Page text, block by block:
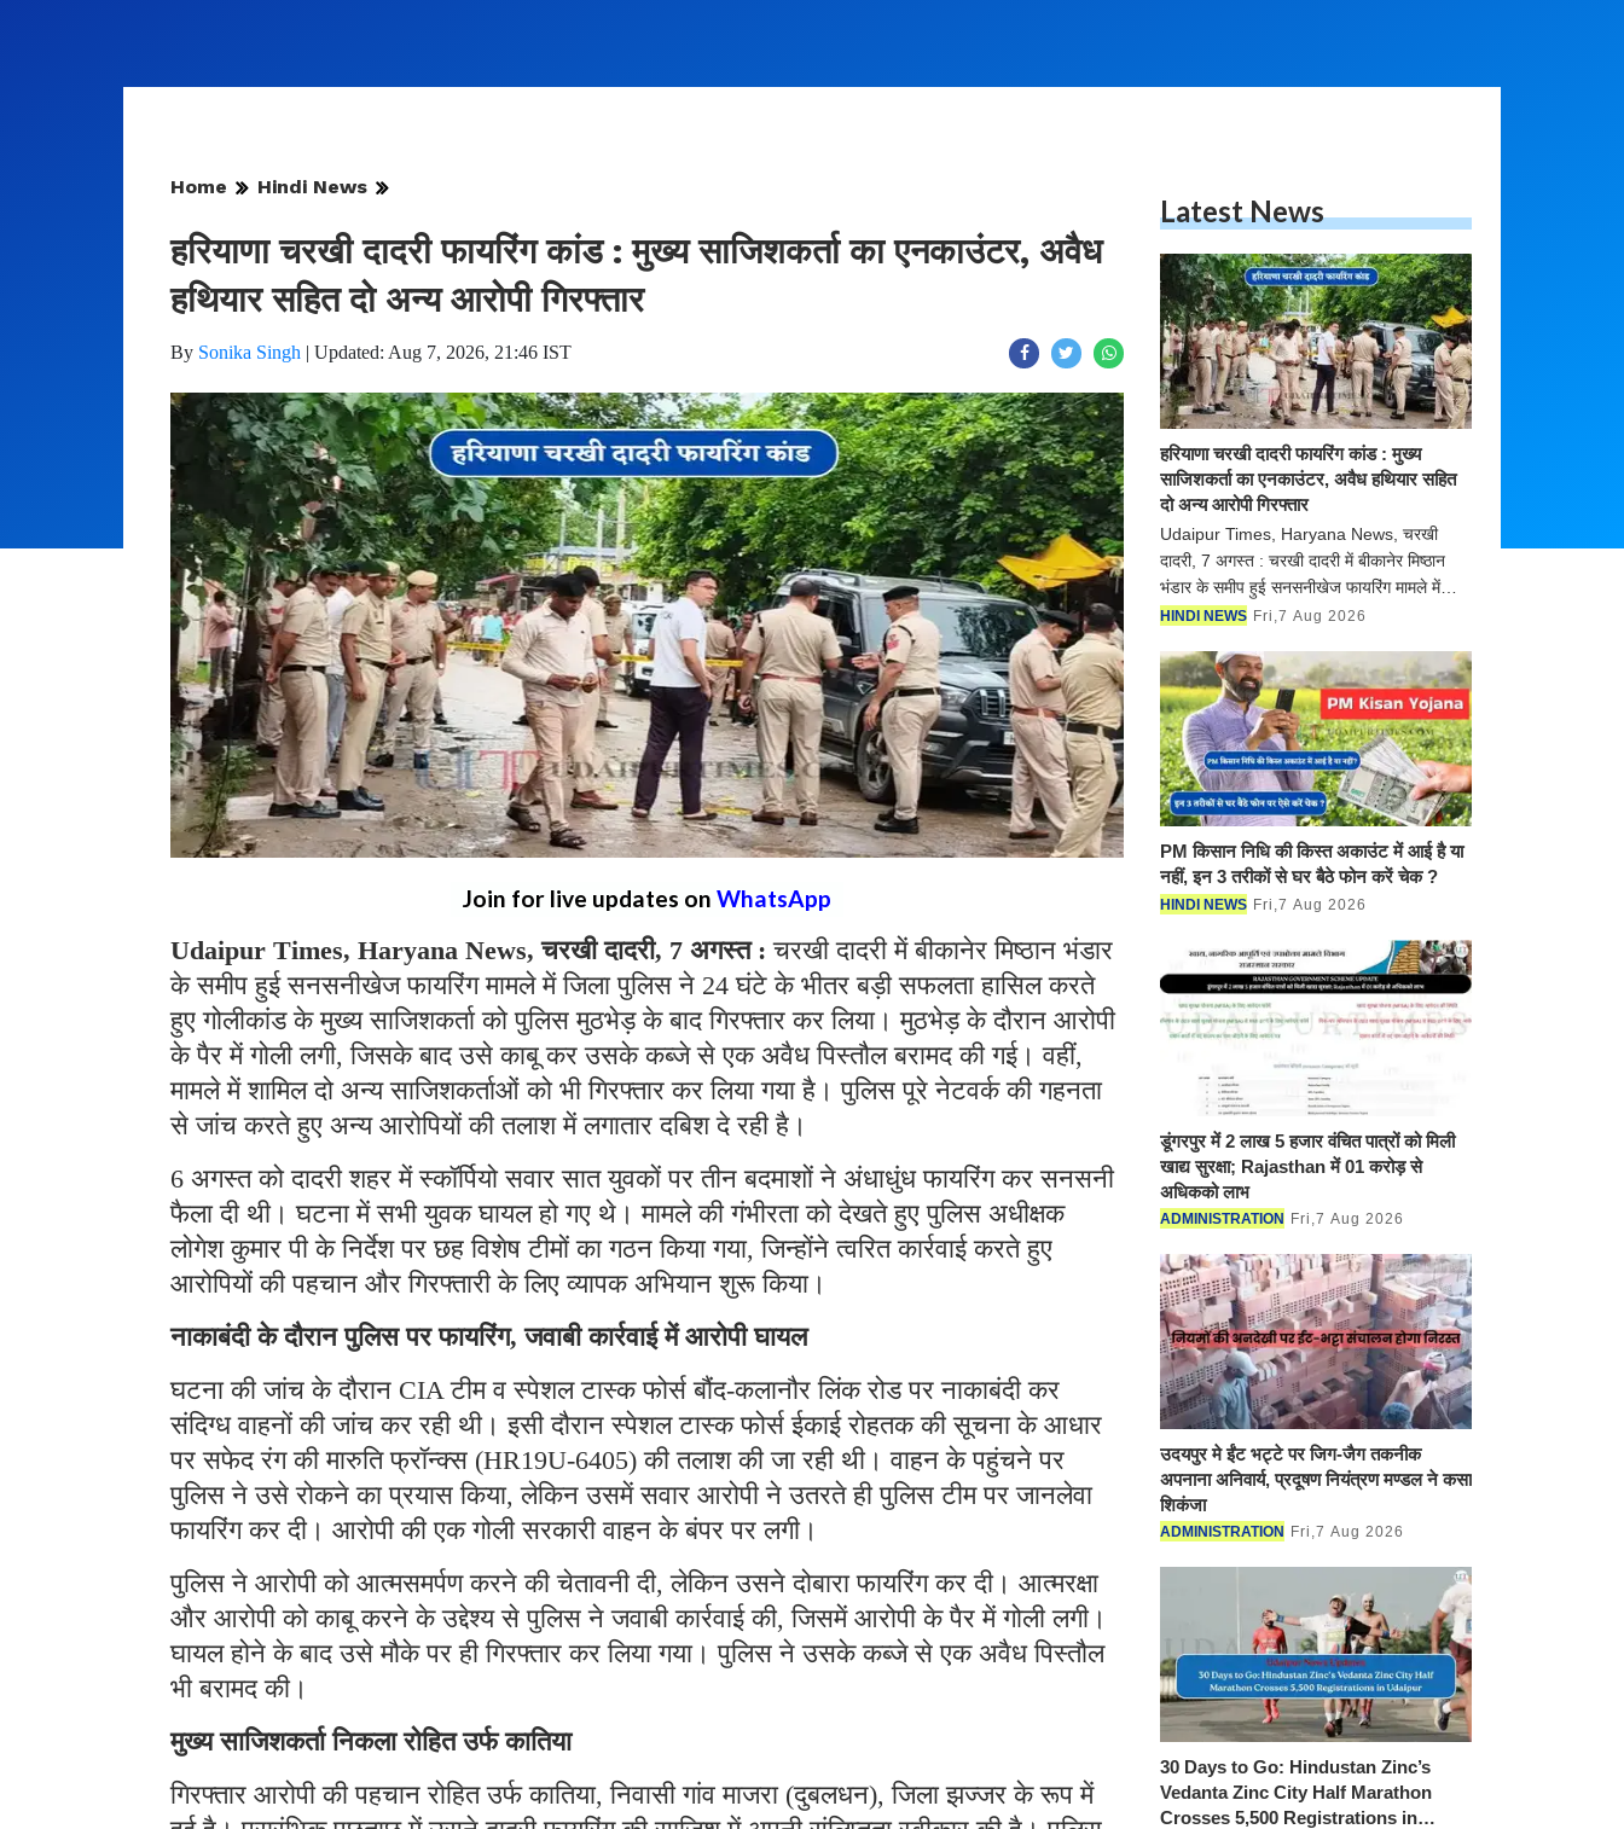
हरियाणा चरखी दादरी फायरिंग कांड : मुख्य साजिशकर्ता का एनकाउंटर, अवैध
हथियार सहित दो अन्य आरोपी गिरफ्तार
Udaipur Times, Haryana News, चरखी दादरी, 7 अगस्त : चरखी दादरी में बीकानेर मिष्ठान भंडार
के समीप हुई सनसनीखेज फायरिंग मामले में जिला पुलिस ने 24 घंटे के भीतर बड़ी सफलता हासिल करते
हुए गोलीकांड के मुख्य साजिशकर्ता को पुलिस मुठभेड़ के बाद गिरफ्तार कर लिया। मुठभेड़ के दौरान आरोपी
के पैर में गोली लगी, जिसके बाद उसे काबू कर उसके कब्जे से एक अवैध पिस्तौल बरामद की गई। वहीं,
मामले में शामिल दो अन्य साजिशकर्ताओं को भी गिरफ्तार कर लिया गया है। पुलिस पूरे नेटवर्क की गहनता
से जांच करते हुए अन्य आरोपियों की तलाश में लगातार दबिश दे रही है।
6 अगस्त को दादरी शहर में स्कॉर्पियो सवार सात युवकों पर तीन बदमाशों ने अंधाधुंध फायरिंग कर सनसनी
फैला दी थी। घटना में सभी युवक घायल हो गए थे। मामले की गंभीरता को देखते हुए पुलिस अधीक्षक
लोगेश कुमार पी के निर्देश पर छह विशेष टीमों का गठन किया गया, जिन्होंने त्वरित कार्रवाई करते हुए
घटना की जांच के दौरान CIA टीम व स्पेशल टास्क फोर्स बौंद-कलानौर लिंक रोड पर नाकाबंदी कर
संदिग्ध वाहनों की जांच कर रही थी। इसी दौरान स्पेशल टास्क फोर्स ईकाई रोहतक की सूचना के आधार
पर सफेद रंग की मारुति फ्रॉन्क्स (HR19U-6405) की तलाश की जा रही थी। वाहन के पहुंचने पर
पुलिस ने उसे रोकने का प्रयास किया, लेकिन उसमें सवार आरोपी ने उतरते ही पुलिस टीम पर जानलेवा
पुलिस ने आरोपी को आत्मसमर्पण करने की चेतावनी दी, लेकिन उसने दोबारा फायरिंग कर दी। आत्मरक्षा
और आरोपी को काबू करने के उद्देश्य से पुलिस ने जवाबी कार्रवाई की, जिसमें आरोपी के पैर में गोली लगी।
घायल होने के बाद उसे मौके पर ही गिरफ्तार कर लिया गया। पुलिस ने उसके कब्जे से एक अवैध पिस्तौल
गिरफ्तार आरोपी की पहचान रोहित उर्फ कातिया, निवासी गांव माजरा (दुबलधन), जिला झज्जर के रूप में
Latest News
हरियाणा चरखी दादरी फायरिंग कांड :
मुख्य साजिशकर्ता का एनकाउंटर, अवैध
हथियार सहित दो अन्य आरोपी
गिरफ्तार
Udaipur Times, Haryana News, चरखी
दादरी, 7 अगस्त : चरखी दादरी में बीकानेर
मिष्ठान भंडार के समीप हुई सनसनीखेज
के भीतर बड़ी सफलता हासिल करते हुए
गोलीकांड के मुख्
PM किसान निधि की किस्त अकाउंट में
आई है या नहीं, इन 3 तरीकों से घर बैठे
HINDI NEWS Fri,7 Aug 2026
डूंगरपुर में 2 लाख 5 हजार वंचित पात्रों
को मिली खाद्य सुरक्षा; Rajasthan में
ADMINISTRATION Fri,7 Aug 2026
उदयपुर मे ईंट भट्टे पर जिग-जैग
तकनीक अपनाना अनिवार्य, प्रदूषण
30 Days to Go: Hindustan Zinc’s